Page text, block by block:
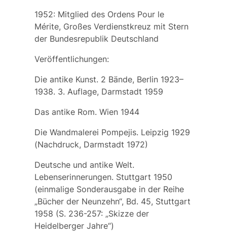
1952: Mitglied des Ordens Pour le
Mérite, Großes Verdienstkreuz mit Stern
der Bundesrepublik Deutschland
Veröffentlichungen:
Die antike Kunst. 2 Bände, Berlin 1923–
1938. 3. Auflage, Darmstadt 1959
Das antike Rom. Wien 1944
Die Wandmalerei Pompejis. Leipzig 1929
(Nachdruck, Darmstadt 1972)
Deutsche und antike Welt.
Lebenserinnerungen. Stuttgart 1950
(einmalige Sonderausgabe in der Reihe
„Bücher der Neunzehn“, Bd. 45, Stuttgart
1958 (S. 236-257: „Skizze der
Heidelberger Jahre“)